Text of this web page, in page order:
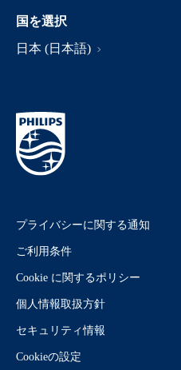
国を選択
日本 (日本語)
プライバシーに関する通知
ご利用条件
Cookie に関するポリシー
個人情報取扱方針
セキュリティ情報
Cookieの設定